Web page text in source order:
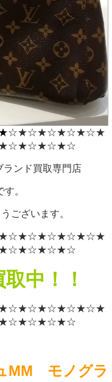
☆★☆★☆★☆★☆★
ランド買取専門店
。
ございます。
中！！
MM モノグラ